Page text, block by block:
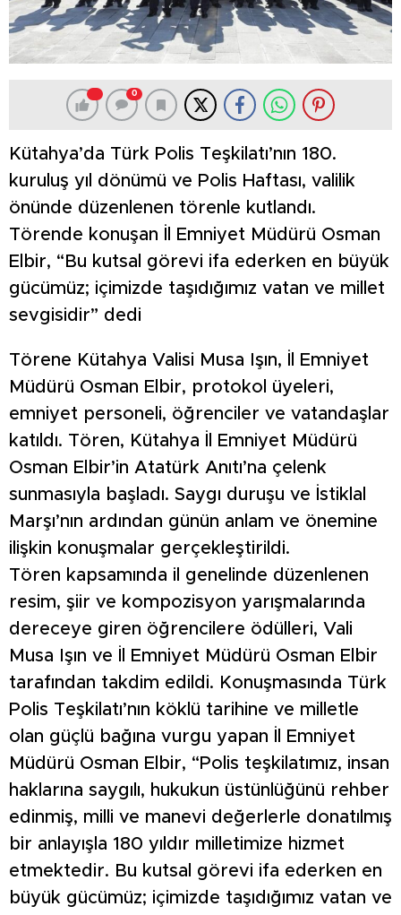
0
Kütahya’da Türk Polis Teşkilatı’nın 180.
kuruluş yıl dönümü ve Polis Haftası, valilik
önünde düzenlenen törenle kutlandı.
Törende konuşan İl Emniyet Müdürü Osman
Elbir, “Bu kutsal görevi ifa ederken en büyük
gücümüz; içimizde taşıdığımız vatan ve millet
sevgisidir” dedi
Törene Kütahya Valisi Musa Işın, İl Emniyet
Müdürü Osman Elbir, protokol üyeleri,
emniyet personeli, öğrenciler ve vatandaşlar
katıldı. Tören, Kütahya İl Emniyet Müdürü
Osman Elbir’in Atatürk Anıtı’na çelenk
sunmasıyla başladı. Saygı duruşu ve İstiklal
Marşı’nın ardından günün anlam ve önemine
ilişkin konuşmalar gerçekleştirildi.
Tören kapsamında il genelinde düzenlenen
resim, şiir ve kompozisyon yarışmalarında
dereceye giren öğrencilere ödülleri, Vali
Musa Işın ve İl Emniyet Müdürü Osman Elbir
tarafından takdim edildi. Konuşmasında Türk
Polis Teşkilatı’nın köklü tarihine ve milletle
olan güçlü bağına vurgu yapan İl Emniyet
Müdürü Osman Elbir, “Polis teşkilatımız, insan
haklarına saygılı, hukukun üstünlüğünü rehber
edinmiş, milli ve manevi değerlerle donatılmış
bir anlayışla 180 yıldır milletimize hizmet
etmektedir. Bu kutsal görevi ifa ederken en
büyük gücümüz; içimizde taşıdığımız vatan ve